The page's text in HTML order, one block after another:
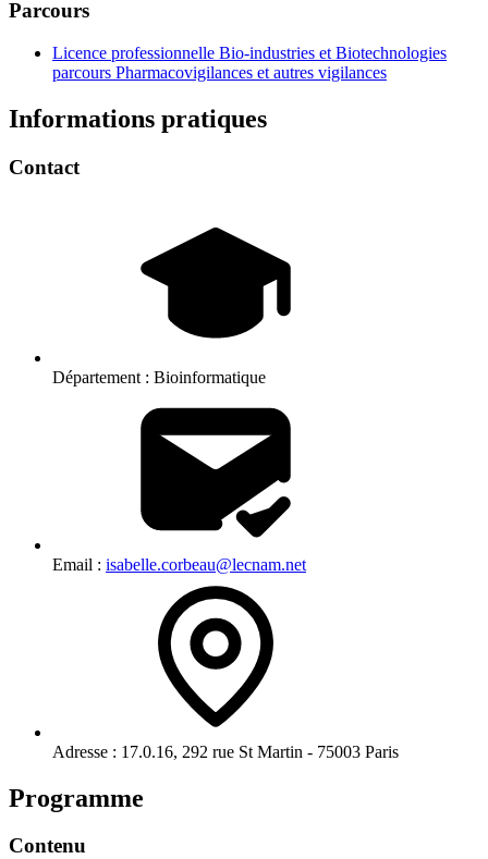
Parcours
Licence professionnelle Bio-industries et Biotechnologies
parcours Pharmacovigilances et autres vigilances
Informations pratiques
Contact
Département : Bioinformatique
Email : isabelle.corbeau@lecnam.net
Adresse : 17.0.16, 292 rue St Martin - 75003 Paris
Programme
Contenu